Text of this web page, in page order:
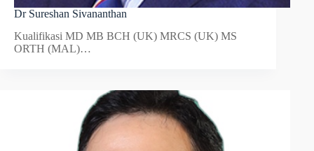
Dr Sureshan Sivananthan
Kualifikasi MD MB BCH (UK) MRCS (UK) MS
ORTH (MAL)…